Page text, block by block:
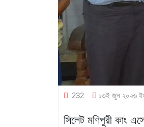
232 ১৩ই জুন ২০২৬
সিলেট মণিপুরী কাং